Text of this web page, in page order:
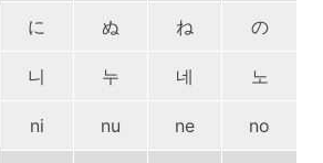
に ぬ ね の
니 누 네 노
ni nu ne no